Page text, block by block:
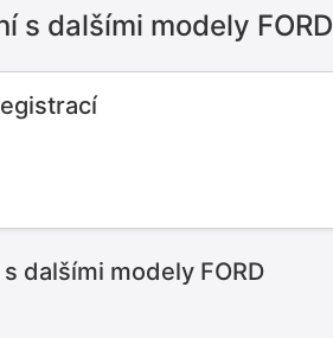
s dalšími modely FORD
dalšími modely FORD